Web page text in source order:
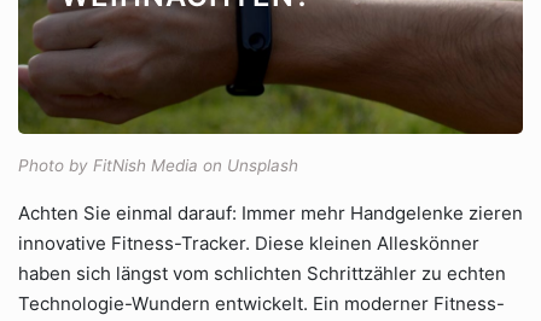
Photo by FitNish Media on Unsplash
Achten Sie einmal darauf: Immer mehr Handgelenke zieren
innovative Fitness-Tracker. Diese kleinen Alleskönner
haben sich längst vom schlichten Schrittzähler zu echten
Technologie-Wundern entwickelt. Ein moderner Fitness-